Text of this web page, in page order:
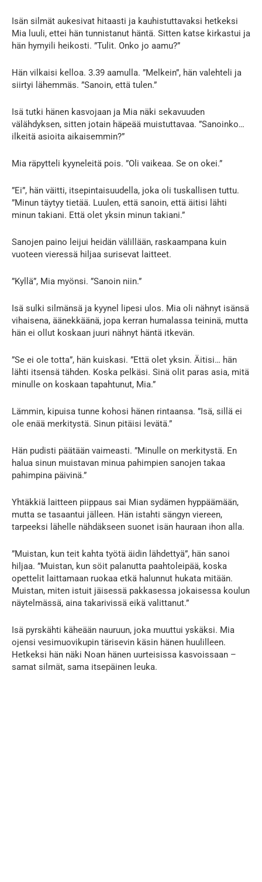
Isän silmät aukesivat hitaasti ja kauhistuttavaksi hetkeksi
Mia luuli, ettei hän tunnistanut häntä. Sitten katse kirkastui ja
hän hymyili heikosti. ”Tulit. Onko jo aamu?”
Hän vilkaisi kelloa. 3.39 aamulla. ”Melkein”, hän valehteli ja
siirtyi lähemmäs. ”Sanoin, että tulen.”
Isä tutki hänen kasvojaan ja Mia näki sekavuuden
välähdyksen, sitten jotain häpeää muistuttavaa. ”Sanoinko…
ilkeitä asioita aikaisemmin?”
Mia räpytteli kyyneleitä pois. ”Oli vaikeaa. Se on okei.”
”Ei”, hän väitti, itsepintaisuudella, joka oli tuskallisen tuttu.
”Minun täytyy tietää. Luulen, että sanoin, että äitisi lähti
minun takiani. Että olet yksin minun takiani.”
Sanojen paino leijui heidän välillään, raskaampana kuin
vuoteen vieressä hiljaa surisevat laitteet.
”Kyllä”, Mia myönsi. ”Sanoin niin.”
Isä sulki silmänsä ja kyynel lipesi ulos. Mia oli nähnyt isänsä
vihaisena, äänekkäänä, jopa kerran humalassa teininä, mutta
hän ei ollut koskaan juuri nähnyt häntä itkevän.
”Se ei ole totta”, hän kuiskasi. ”Että olet yksin. Äitisi… hän
lähti itsensä tähden. Koska pelkäsi. Sinä olit paras asia, mitä
minulle on koskaan tapahtunut, Mia.”
Lämmin, kipuisa tunne kohosi hänen rintaansa. ”Isä, sillä ei
ole enää merkitystä. Sinun pitäisi levätä.”
Hän pudisti päätään vaimeasti. ”Minulle on merkitystä. En
halua sinun muistavan minua pahimpien sanojen takaa
pahimpina päivinä.”
Yhtäkkiä laitteen piippaus sai Mian sydämen hyppäämään,
mutta se tasaantui jälleen. Hän istahti sängyn viereen,
tarpeeksi lähelle nähdäkseen suonet isän hauraan ihon alla.
”Muistan, kun teit kahta työtä äidin lähdettyä”, hän sanoi
hiljaa. ”Muistan, kun söit palanutta paahtoleipää, koska
opettelit laittamaan ruokaa etkä halunnut hukata mitään.
Muistan, miten istuit jäisessä pakkasessa jokaisessa koulun
näytelmässä, aina takarivissä eikä valittanut.”
Isä pyrskähti käheään nauruun, joka muuttui yskäksi. Mia
ojensi vesimuovikupin tärisevin käsin hänen huulilleen.
Hetkeksi hän näki Noan hänen uurteisissa kasvoissaan –
samat silmät, sama itsepäinen leuka.